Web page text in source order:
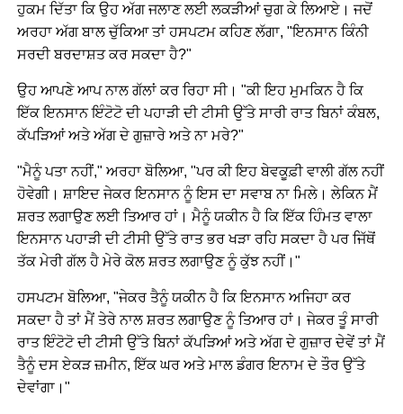
ਹੁਕਮ ਦਿੱਤਾ ਕਿ ਉਹ ਅੱਗ ਜਲਾਣ ਲਈ ਲਕੜੀਆਂ ਚੁਗ ਕੇ ਲਿਆਏ। ਜਦੋਂ
ਅਰਹਾ ਅੱਗ ਬਾਲ ਚੁੱਕਿਆ ਤਾਂ ਹਸਪਟਮ ਕਹਿਣ ਲੱਗਾ, "ਇਨਸਾਨ ਕਿੰਨੀ
ਸਰਦੀ ਬਰਦਾਸ਼ਤ ਕਰ ਸਕਦਾ ਹੈ?"
ਉਹ ਆਪਣੇ ਆਪ ਨਾਲ ਗੱਲਾਂ ਕਰ ਰਿਹਾ ਸੀ। "ਕੀ ਇਹ ਮੁਮਕਿਨ ਹੈ ਕਿ
ਇੱਕ ਇਨਸਾਨ ਇੰਟੋਟੋ ਦੀ ਪਹਾੜੀ ਦੀ ਟੀਸੀ ਉੱਤੇ ਸਾਰੀ ਰਾਤ ਬਿਨਾਂ ਕੰਬਲ,
ਕੱਪੜਿਆਂ ਅਤੇ ਅੱਗ ਦੇ ਗੁਜ਼ਾਰੇ ਅਤੇ ਨਾ ਮਰੇ?"
"ਮੈਨੂੰ ਪਤਾ ਨਹੀਂ," ਅਰਹਾ ਬੋਲਿਆ, "ਪਰ ਕੀ ਇਹ ਬੇਵਕੂਫ਼ੀ ਵਾਲੀ ਗੱਲ ਨਹੀਂ
ਹੋਵੇਗੀ। ਸ਼ਾਇਦ ਜੇਕਰ ਇਨਸਾਨ ਨੂੰ ਇਸ ਦਾ ਸਵਾਬ ਨਾ ਮਿਲੇ। ਲੇਕਿਨ ਮੈਂ
ਸ਼ਰਤ ਲਗਾਉਣ ਲਈ ਤਿਆਰ ਹਾਂ। ਮੈਨੂੰ ਯਕੀਨ ਹੈ ਕਿ ਇੱਕ ਹਿੰਮਤ ਵਾਲਾ
ਇਨਸਾਨ ਪਹਾੜੀ ਦੀ ਟੀਸੀ ਉੱਤੇ ਰਾਤ ਭਰ ਖੜਾ ਰਹਿ ਸਕਦਾ ਹੈ ਪਰ ਜਿੱਥੋਂ
ਤੱਕ ਮੇਰੀ ਗੱਲ ਹੈ ਮੇਰੇ ਕੋਲ ਸ਼ਰਤ ਲਗਾਉਣ ਨੂੰ ਕੁੱਝ ਨਹੀਂ।"
ਹਸਪਟਮ ਬੋਲਿਆ, "ਜੇਕਰ ਤੈਨੂੰ ਯਕੀਨ ਹੈ ਕਿ ਇਨਸਾਨ ਅਜਿਹਾ ਕਰ
ਸਕਦਾ ਹੈ ਤਾਂ ਮੈਂ ਤੇਰੇ ਨਾਲ ਸ਼ਰਤ ਲਗਾਉਣ ਨੂੰ ਤਿਆਰ ਹਾਂ। ਜੇਕਰ ਤੂੰ ਸਾਰੀ
ਰਾਤ ਇੰਟੋਟੋ ਦੀ ਟੀਸੀ ਉੱਤੇ ਬਿਨਾਂ ਕੱਪੜਿਆਂ ਅਤੇ ਅੱਗ ਦੇ ਗੁਜ਼ਾਰ ਦੇਵੇਂ ਤਾਂ ਮੈਂ
ਤੈਨੂੰ ਦਸ ਏਕੜ ਜ਼ਮੀਨ, ਇੱਕ ਘਰ ਅਤੇ ਮਾਲ ਡੰਗਰ ਇਨਾਮ ਦੇ ਤੌਰ ਉੱਤੇ
ਦੇਵਾਂਗਾ।"